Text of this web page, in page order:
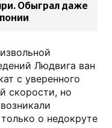
Обыграл даже
Людвига ван
с уверенного
скорости, но
о недокруте